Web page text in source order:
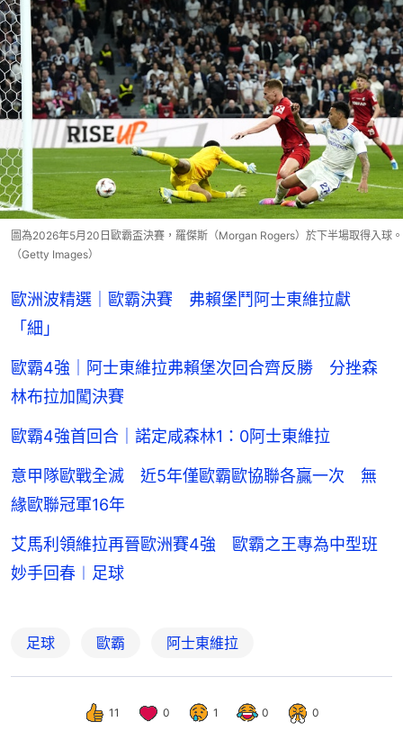
圖為2026年5月20日歐霸盃決賽，羅傑斯（Morgan Rogers）於下半場取得入球。
（Getty Images）
歐洲波精選｜歐霸決賽 弗賴堡鬥阿士東維拉獻
「細」
歐霸4強｜阿士東維拉弗賴堡次回合齊反勝 分挫森
林布拉加闖決賽
歐霸4強首回合｜諾定咸森林1：0阿士東維拉
意甲隊歐戰全滅 近5年僅歐霸歐協聯各贏一次 無
緣歐聯冠軍16年
艾馬利領維拉再晉歐洲賽4強 歐霸之王專為中型班
妙手回春︱足球
足球 歐霸 阿士東維拉
11 0 1 0 0